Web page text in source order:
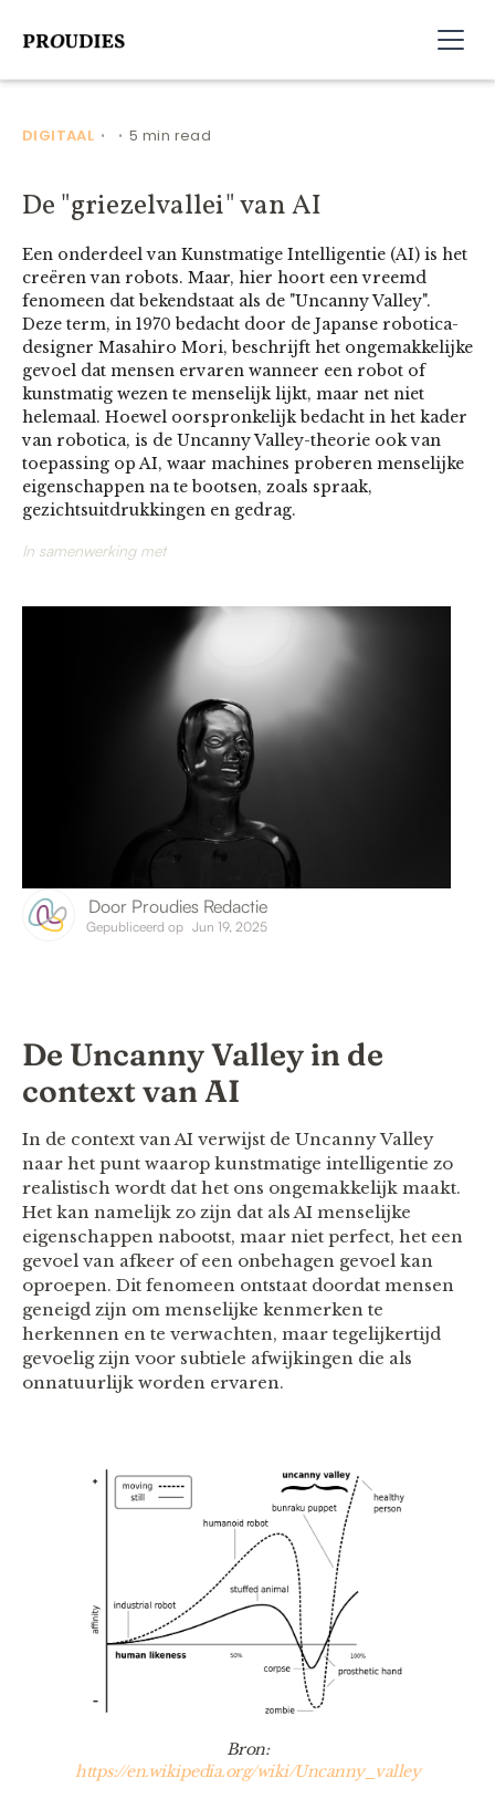
DIGITAAL • •5 min read
De "griezelvallei" van AI
Een onderdeel van Kunstmatige Intelligentie (AI) is het
creëren van robots. Maar, hier hoort een vreemd
fenomeen dat bekendstaat als de "Uncanny Valley".
Deze term, in 1970 bedacht door de Japanse robotica-
designer Masahiro Mori, beschrijft het ongemakkelijke
gevoel dat mensen ervaren wanneer een robot of
kunstmatig wezen te menselijk lijkt, maar net niet
helemaal. Hoewel oorspronkelijk bedacht in het kader
van robotica, is de Uncanny Valley-theorie ook van
toepassing op AI, waar machines proberen menselijke
eigenschappen na te bootsen, zoals spraak,
gezichtsuitdrukkingen en gedrag.
In samenwerking met
Door Proudies Redactie
Gepubliceerd op Jun 19, 2025
De Uncanny Valley in de
context van AI
In de context van AI verwijst de Uncanny Valley
naar het punt waarop kunstmatige intelligentie zo
realistisch wordt dat het ons ongemakkelijk maakt.
Het kan namelijk zo zijn dat als AI menselijke
eigenschappen nabootst, maar niet perfect, het een
gevoel van afkeer of een onbehagen gevoel kan
oproepen. Dit fenomeen ontstaat doordat mensen
geneigd zijn om menselijke kenmerken te
herkennen en te verwachten, maar tegelijkertijd
gevoelig zijn voor subtiele afwijkingen die als
onnatuurlijk worden ervaren.
Bron:
https://en.wikipedia.org/wiki/Uncanny_valley